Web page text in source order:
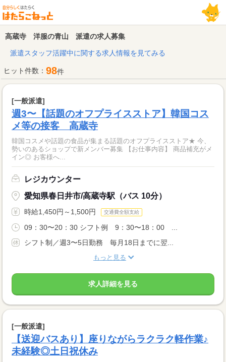
高蔵寺 洋服の青山 派遣の求人募集
派遣スタッフ活躍中に関する求人情報を見てみる
ヒット件数： 98件
[一般派遣]
週3〜【話題のオフプライスストア】韓国コス
メ等の接客 高蔵寺
韓国コスメや話題の食品が集まる話題のオフプライスストア★ 今、
勢いのあるショップで新メンバー募集 【お仕事内容】 商品補充がメ
イン◎ お客様へ...
レジカウンター
愛知県春日井市/高蔵寺駅（バス 10分）
時給1,450円～1,500円 交通費全額支給
09：30〜20：30 シフト例 9：30〜18：00 ...
シフト制／週3〜5日勤務 毎月18日までに翌...
もっと見る
求人詳細を見る
[一般派遣]
【送迎バスあり】座りながらラクラク軽作業♪
未経験◎土日祝休み